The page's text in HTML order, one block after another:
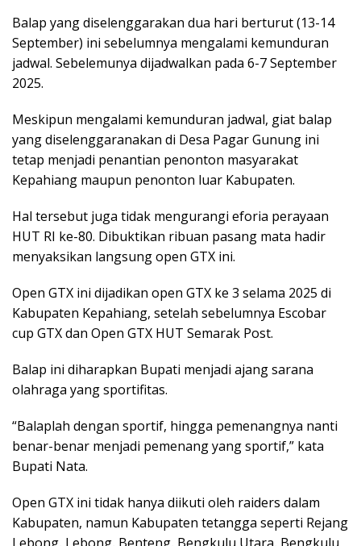
Balap yang diselenggarakan dua hari berturut (13-14
September) ini sebelumnya mengalami kemunduran
jadwal. Sebelemunya dijadwalkan pada 6-7 September
2025.
Meskipun mengalami kemunduran jadwal, giat balap
yang diselenggaranakan di Desa Pagar Gunung ini
tetap menjadi penantian penonton masyarakat
Kepahiang maupun penonton luar Kabupaten.
Hal tersebut juga tidak mengurangi eforia perayaan
HUT RI ke-80. Dibuktikan ribuan pasang mata hadir
menyaksikan langsung open GTX ini.
Open GTX ini dijadikan open GTX ke 3 selama 2025 di
Kabupaten Kepahiang, setelah sebelumnya Escobar
cup GTX dan Open GTX HUT Semarak Post.
Balap ini diharapkan Bupati menjadi ajang sarana
olahraga yang sportifitas.
“Balaplah dengan sportif, hingga pemenangnya nanti
benar-benar menjadi pemenang yang sportif,” kata
Bupati Nata.
Open GTX ini tidak hanya diikuti oleh raiders dalam
Kabupaten, namun Kabupaten tetangga seperti Rejang